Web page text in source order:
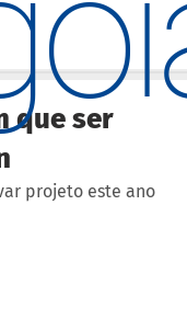
que ser
projeto este ano